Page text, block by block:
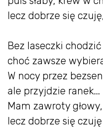
lecz dobrze się
Bez laseczki
choć zawsze
W nocy przez
ale przyjdzie
Mam zawroty
lecz dobrze się